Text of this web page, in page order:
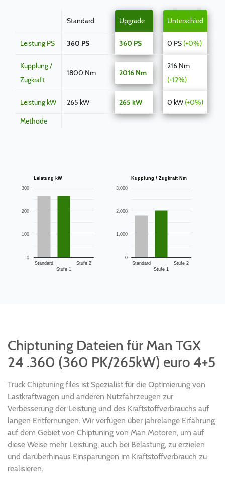
Standard Upgrade Unterschied
Leistung PS 360 PS 360 PS 0 PS (+0%)
Kupplung /
Zugkraft
1800 Nm 2016 Nm
216 Nm
(+12%)
Leistung kW 265 kW 265 kW 0 kW (+0%)
Methode
Leistung kW
Standard
Stufe 1
Stufe 2
0
100
200
300
Kupplung / Zugkraft Nm
Standard
Stufe 1
Stufe 2
0
1,000
2,000
3,000
Chiptuning Dateien für Man TGX
24 .360 (360 PK/265kW) euro 4+5
Truck Chiptuning files ist Spezialist für die Optimierung von
Lastkraftwagen und anderen Nutzfahrzeugen zur
Verbesserung der Leistung und des Kraftstoffverbrauchs auf
langen Entfernungen. Wir verfügen über jahrelange Erfahrung
auf dem Gebiet von Chiptuning von Man Motoren, um auf
diese Weise mehr Leistung, auch bei Belastung, zu erzielen
und darüberhinaus Einsparungen im Kraftstoffverbrauch zu
realisieren.